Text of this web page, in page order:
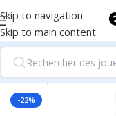
Skip to navigation
Skip to main content
Accueil/jeux de sol
-22%